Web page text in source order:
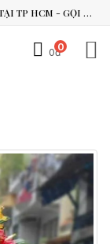
ĐẶT HOA ONLINE - GIAO HÀNG NHANH CHÓNG TẠI TP HCM - GỌI NGAY 0938.494.119 HOẶC 0899.492.909
0
0đ